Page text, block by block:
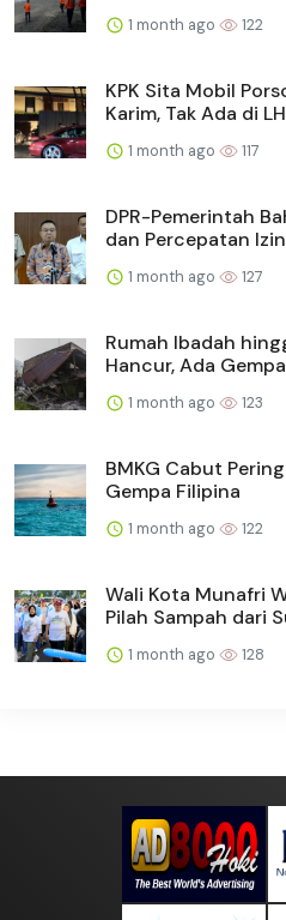
1 month ago 122
KPK Sita Mobil
Karim, Tak Ada di
1 month ago 117
DPR-Pemerintah
dan Percepatan Izin
1 month ago 127
Rumah Ibadah
Hancur, Ada
1 month ago 123
BMKG Cabut
Gempa Filipina
1 month ago 122
Wali Kota Munafri
Pilah Sampah dari
1 month ago 128